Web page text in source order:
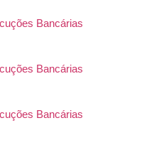
Bancárias
Bancárias
Bancárias